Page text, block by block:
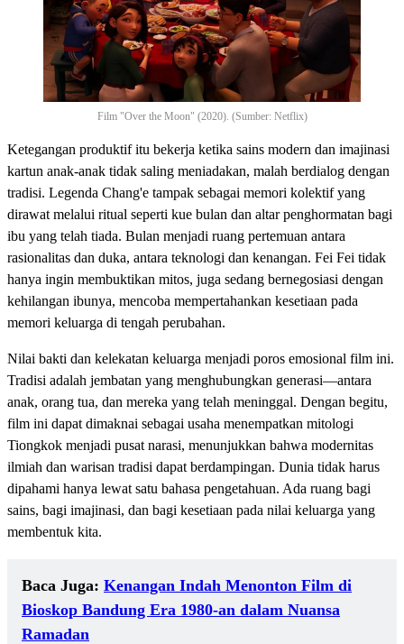
Film "Over the Moon" (2020). (Sumber: Netflix)
Ketegangan produktif itu bekerja ketika sains modern dan imajinasi
kartun anak-anak tidak saling meniadakan, malah berdialog dengan
tradisi. Legenda Chang'e tampak sebagai memori kolektif yang
dirawat melalui ritual seperti kue bulan dan altar penghormatan bagi
ibu yang telah tiada. Bulan menjadi ruang pertemuan antara
rasionalitas dan duka, antara teknologi dan kenangan. Fei Fei tidak
hanya ingin membuktikan mitos, juga sedang bernegosiasi dengan
kehilangan ibunya, mencoba mempertahankan kesetiaan pada
memori keluarga di tengah perubahan.
Nilai bakti dan kelekatan keluarga menjadi poros emosional film ini.
Tradisi adalah jembatan yang menghubungkan generasi—antara
anak, orang tua, dan mereka yang telah meninggal. Dengan begitu,
film ini dapat dimaknai sebagai usaha menempatkan mitologi
Tiongkok menjadi pusat narasi, menunjukkan bahwa modernitas
ilmiah dan warisan tradisi dapat berdampingan. Dunia tidak harus
dipahami hanya lewat satu bahasa pengetahuan. Ada ruang bagi
sains, bagi imajinasi, dan bagi kesetiaan pada nilai keluarga yang
membentuk kita.
Baca Juga: Kenangan Indah Menonton Film di
Bioskop Bandung Era 1980-an dalam Nuansa
Ramadan